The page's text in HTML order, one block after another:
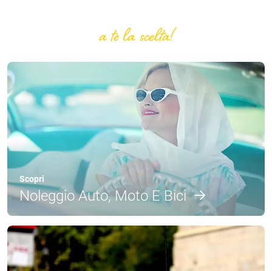
a te la scelta!
Scopri
Noleggio Auto, Moto E Bici